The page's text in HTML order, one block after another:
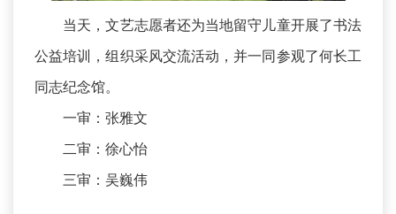
当天，文艺志愿者还为当地留守儿童开展了书法
公益培训，组织采风交流活动，并一同参观了何长工
同志纪念馆。
一审：张雅文
二审：徐心怡
三审：吴巍伟